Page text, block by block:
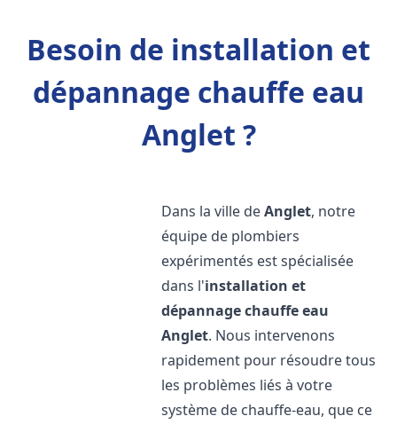
Besoin de installation et
dépannage chauffe eau
Anglet ?
Dans la ville deAnglet, notre
équipe de plombiers
expérimentés est spécialisée
dans l'installation et
dépannage chauffe eau
Anglet. Nous intervenons
rapidement pour résoudre tous
les problèmes liés à votre
système de chauffe-eau, que ce